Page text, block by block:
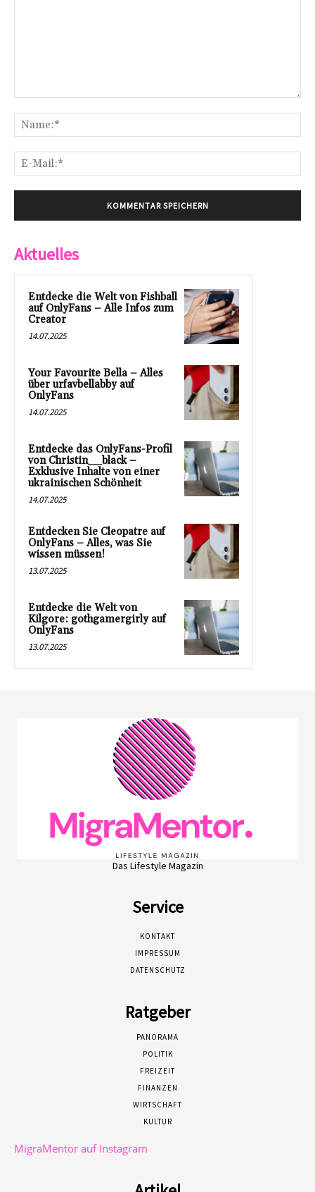
Aktuelles
Entdecke die Welt von Fishball
auf OnlyFans – Alle Infos zum
Creator
14.07.2025
Your Favourite Bella – Alles
über urfavbellabby auf
OnlyFans
14.07.2025
Entdecke das OnlyFans-Profil
von Christin__black –
Exklusive Inhalte von einer
ukrainischen Schönheit
14.07.2025
Entdecken Sie Cleopatre auf
OnlyFans – Alles, was Sie
wissen müssen!
13.07.2025
Entdecke die Welt von
Kilgore: gothgamergirly auf
OnlyFans
13.07.2025
Das Lifestyle Magazin
Service
KONTAKT
IMPRESSUM
DATENSCHUTZ
Ratgeber
PANORAMA
POLITIK
FREIZEIT
FINANZEN
WIRTSCHAFT
KULTUR
MigraMentor auf Instagram